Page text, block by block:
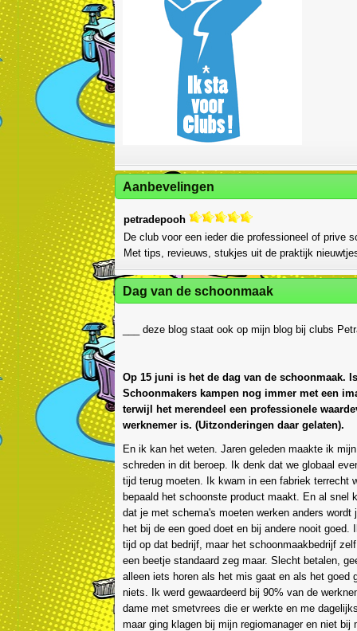
Aanbevelingen
petradepooh
De club voor een ieder die professioneel of prive
Met tips, revieuws, stukjes uit de praktijk
Dag van de schoonmaak
___ deze blog staat ook op mijn blog bij clubs
Op 15 juni is het de dag van de schoonmaak.
Schoonmakers kampen nog immer met een
terwijl het merendeel een professionele
werknemer is. (Uitzonderingen daar gelaten).
En ik kan het weten. Jaren geleden maakte ik
schreden in dit beroep. Ik denk dat we globaal
tijd terug moeten. Ik kwam in een fabriek terrecht
bepaald het schoonste product maakt. En al snel
dat je met schema's moeten werken anders wordt
het bij de een goed doet en bij andere nooit goed.
tijd op dat bedrijf, maar het schoonmaakbedrijf
een beetje standaard zeg maar. Slecht betalen,
alleen iets horen als het mis gaat en als het goed
niets. Ik werd gewaardeerd bij 90% van de
dame met smetvrees die er werkte en me
maar ging klagen bij mijn regiomanager en niet bij